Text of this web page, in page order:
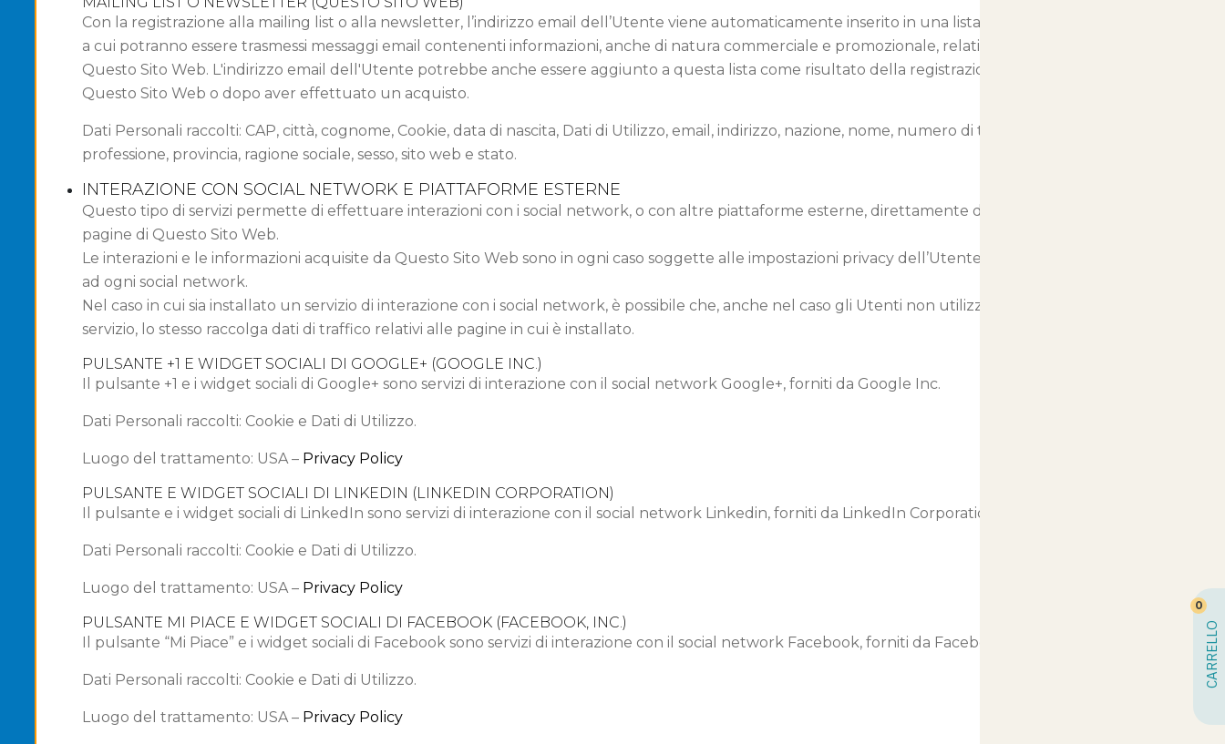
Con la registrazione alla mailing list o alla newsletter, l’indirizzo email dell’Utente viene automaticamente inserito in una lista di contatti
a cui potranno essere trasmessi messaggi email contenenti informazioni, anche di natura commerciale e promozionale, relative a
Questo Sito Web. L'indirizzo email dell'Utente potrebbe anche essere aggiunto a questa lista come risultato della registrazione a
Questo Sito Web o dopo aver effettuato un acquisto.
Dati Personali raccolti: CAP, città, cognome, Cookie, data di nascita, Dati di Utilizzo, email, indirizzo, nazione, nome, numero di telefono,
professione, provincia, ragione sociale, sesso, sito web e stato.
INTERAZIONE CON SOCIAL NETWORK E PIATTAFORME ESTERNE
Questo tipo di servizi permette di effettuare interazioni con i social network, o con altre piattaforme esterne, direttamente dalle
pagine di Questo Sito Web.
Le interazioni e le informazioni acquisite da Questo Sito Web sono in ogni caso soggette alle impostazioni privacy dell’Utente relative
ad ogni social network.
Nel caso in cui sia installato un servizio di interazione con i social network, è possibile che, anche nel caso gli Utenti non utilizzino il
servizio, lo stesso raccolga dati di traffico relativi alle pagine in cui è installato.
PULSANTE +1 E WIDGET SOCIALI DI GOOGLE+ (GOOGLE INC.)
Il pulsante +1 e i widget sociali di Google+ sono servizi di interazione con il social network Google+, forniti da Google Inc.
Dati Personali raccolti: Cookie e Dati di Utilizzo.
Luogo del trattamento: USA – Privacy Policy
PULSANTE E WIDGET SOCIALI DI LINKEDIN (LINKEDIN CORPORATION)
Il pulsante e i widget sociali di LinkedIn sono servizi di interazione con il social network Linkedin, forniti da LinkedIn Corporation.
Dati Personali raccolti: Cookie e Dati di Utilizzo.
Luogo del trattamento: USA – Privacy Policy
PULSANTE MI PIACE E WIDGET SOCIALI DI FACEBOOK (FACEBOOK, INC.)
Il pulsante “Mi Piace” e i widget sociali di Facebook sono servizi di interazione con il social network Facebook, forniti da Facebook, Inc.
Dati Personali raccolti: Cookie e Dati di Utilizzo.
Luogo del trattamento: USA – Privacy Policy
CARRELLO
0